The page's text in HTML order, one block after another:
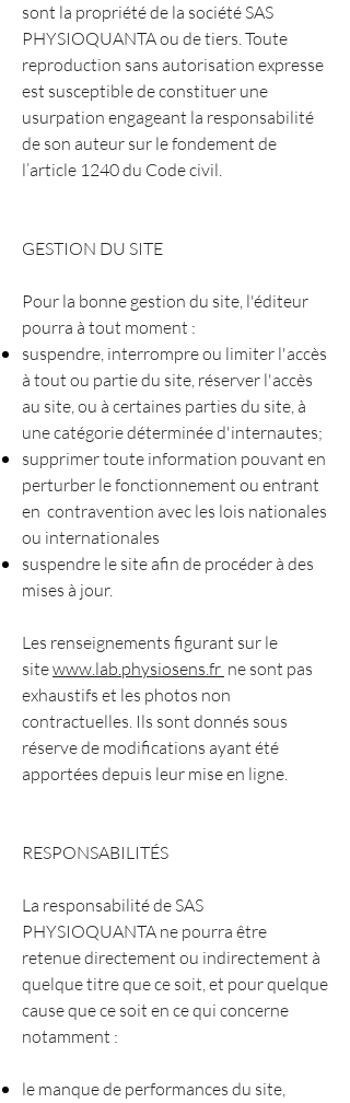
sont la propriété de la société SAS
PHYSIOQUANTA ou de tiers. Toute
reproduction sans autorisation expresse
est susceptible de constituer une
usurpation engageant la responsabilité
de son auteur sur le fondement de
l’article 1240 du Code civil.
GESTION DU SITE
Pour la bonne gestion du site, l'éditeur
pourra à tout moment :
suspendre, interrompre ou limiter l'accès
à tout ou partie du site, réserver l'accès
au site, ou à certaines parties du site, à
une catégorie déterminée d'internautes;
supprimer toute information pouvant en
perturber le fonctionnement ou entrant
en contravention avec les lois nationales
ou internationales
suspendre le site afin de procéder à des
mises à jour.
Les renseignements figurant sur le
sitewww.lab.physiosens.fr ne sont pas
exhaustifs et les photos non
contractuelles. Ils sont donnés sous
réserve de modifications ayant été
apportées depuis leur mise en ligne.
RESPONSABILITÉS
La responsabilité de SAS
PHYSIOQUANTA ne pourra être
retenue directement ou indirectement à
quelque titre que ce soit, et pour quelque
cause que ce soit en ce qui concerne
notamment :
le manque de performances du site,